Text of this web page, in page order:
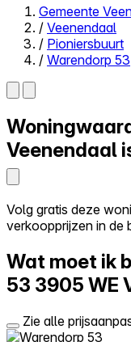
Close menu
Zelf kopen
Alles-in-één
Reviews
Log in
Probeer Walter gratis
Gemeente
/ Veenendaal
/ Pioniersbuurt
/ Warendorp 53
Veenendaal
Volg gratis deze
verkoopprijzen in de
Wat moet ik
53 3905 WE
Zie alle